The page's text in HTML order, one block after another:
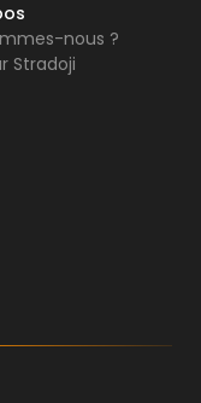
nous ?
Stradoji